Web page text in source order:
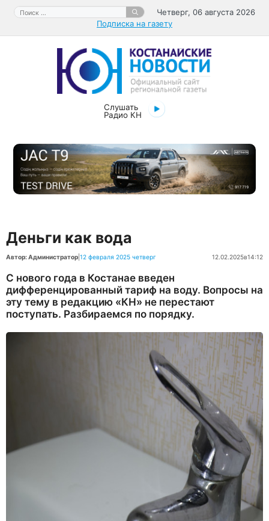
Перейти
содержимому
Поиск:
Четверг, 06 августа 2026
Подписка на газету
Слушать
Радио КН
Деньги как вода
Автор: Администратор 12 февраля 2025 четверг 12.02.2025в14:12
С нового года в Костанае введен
дифференцированный тариф на воду. Вопросы на
эту тему в редакцию «КН» не перестают
поступать. Разбираемся по порядку.